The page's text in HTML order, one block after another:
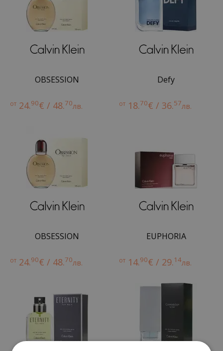
OBSESSION
от 24.90€ / 48.70лв.
Defy
от 18.70€ / 36.57лв.
OBSESSION
от 24.90€ / 48.70лв.
EUPHORIA
от 14.90€ / 29.14лв.